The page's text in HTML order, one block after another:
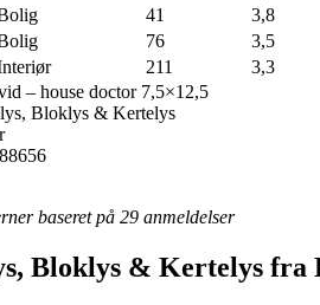
41 3,8
76 3,5
211 3,3
– house doctor 7,5×12,5
Bloklys & Kertelys
baseret på 29 anmeldelser
Bloklys & Kertelys fra